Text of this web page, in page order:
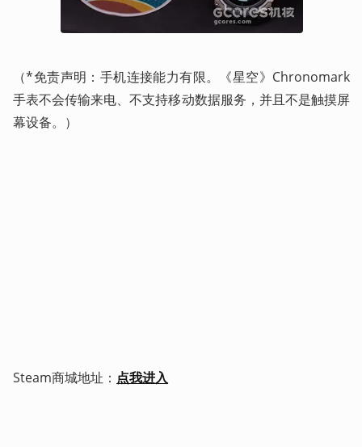
（*免责声明：手机连接能力有限。《星空》Chronomark
手表不会传输来电、不支持移动数据服务，并且不是触摸屏
幕设备。）
Steam商城地址： 点我进入